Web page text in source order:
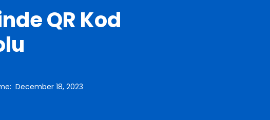
QR Kod
: December 18, 2023